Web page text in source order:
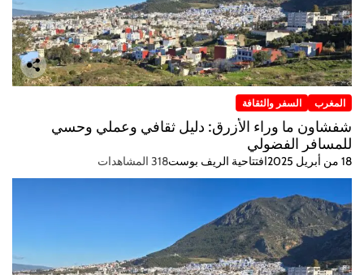
المغرب السفر والثقافة
شفشاون ما وراء الأزرق: دليل ثقافي وعملي وحسي
للمسافر الفضولي
18 من أبريل 2025 افتتاحية الريف بوست318 المشاهدات